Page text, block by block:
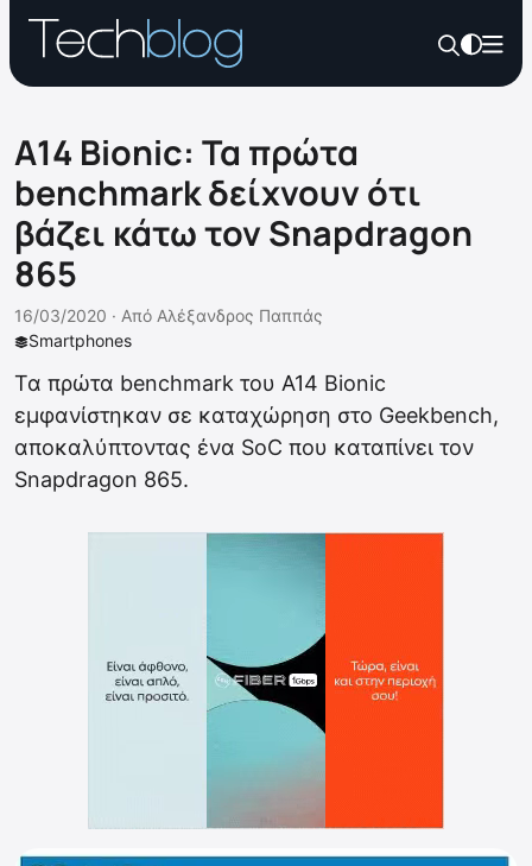
Α14 Bionic: Τα πρώτα
benchmark δείχνουν ότι
βάζει κάτω τον Snapdragon
865
Smartphones
16/03/2020 · Από Αλέξανδρος Παππάς
Τα πρώτα benchmark του A14 Bionic
εμφανίστηκαν σε καταχώρηση στο Geekbench,
αποκαλύπτοντας ένα SoC που καταπίνει τον
Snapdragon 865.